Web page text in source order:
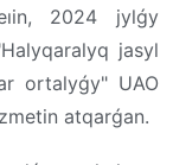
2024 jylǵy
jasyl
ortalyǵy" UAO
atqarǵan.